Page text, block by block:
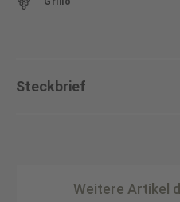
Steckbrief
Weitere Artikel